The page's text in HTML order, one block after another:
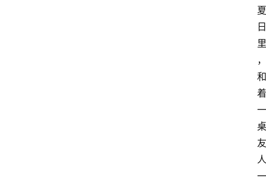
夏
日
里
，
和
着
一
桌
友
人
一